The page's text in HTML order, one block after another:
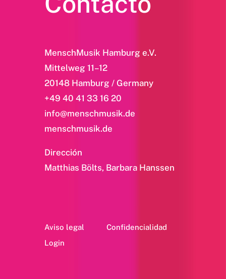
MenschMusik Hamburg e.V.
Mittelweg 11–12
20148 Hamburg / Germany
+49 40 41 33 16 20
info@menschmusik.de
menschmusik.de
Dirección
Matthias Bölts, Barbara Hanssen
Aviso legal
Confidencialidad
Login